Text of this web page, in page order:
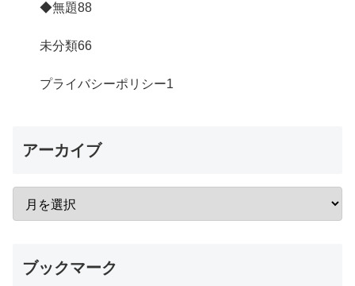
◆無題88
未分類66
プライバシーポリシー1
アーカイブ
ブックマーク